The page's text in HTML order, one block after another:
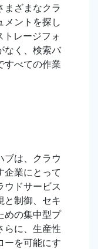
まざまなクラ
メントを探し
レージフォ
なく、検索バ
すべての作業
ブは、クラウ
企業にとって
ウドサービス
と制御、セキ
めの集中型プ
らに、生産性
ーを可能にす